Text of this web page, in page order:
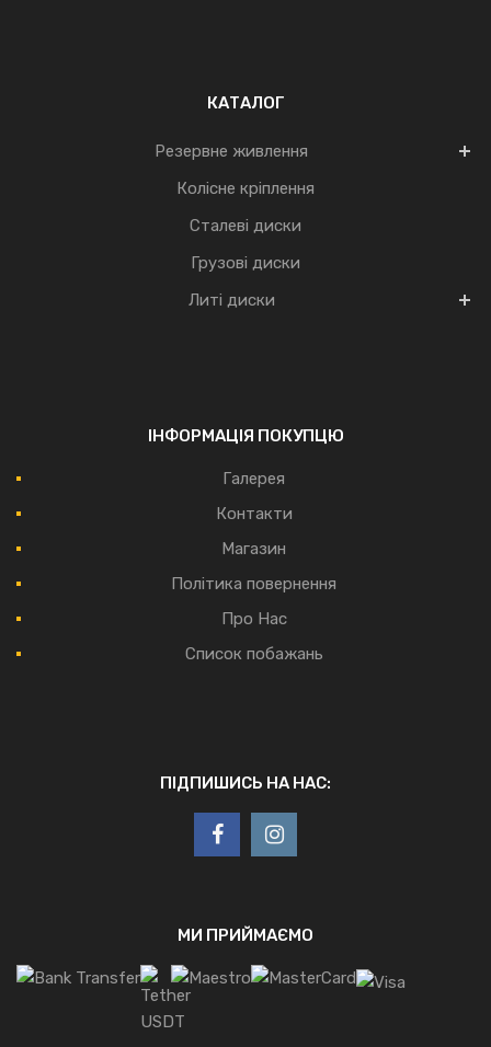
КАТАЛОГ
Резервне живлення
Колісне кріплення
Сталеві диски
Грузові диски
Литі диски
ІНФОРМАЦІЯ ПОКУПЦЮ
Галерея
Контакти
Магазин
Політика повернення
Про Нас
Список побажань
ПІДПИШИСЬ НА НАС:
МИ ПРИЙМАЄМО